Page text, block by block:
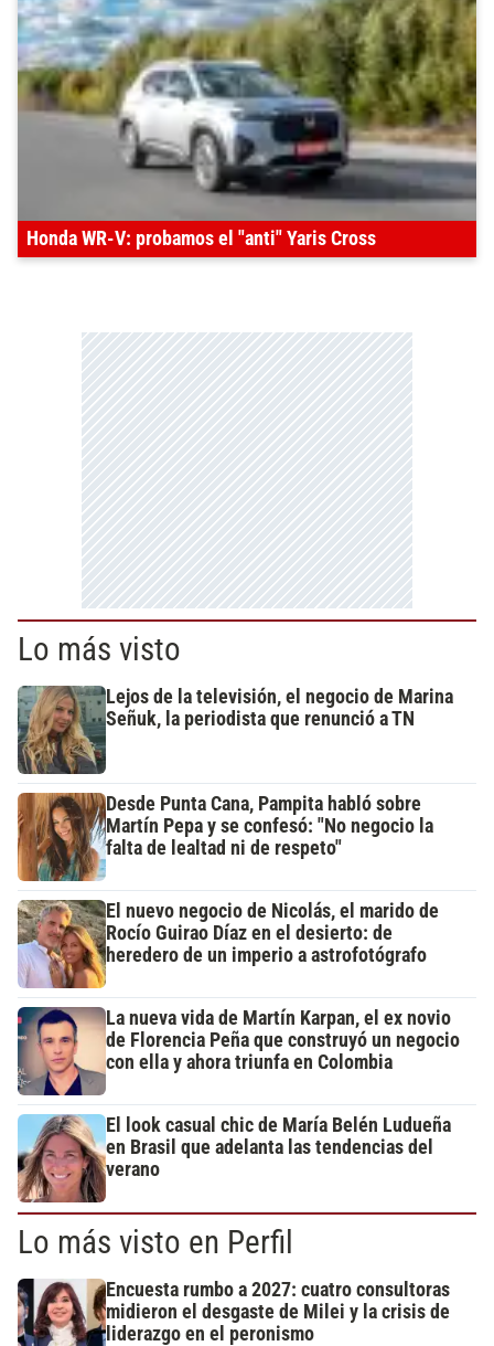
Honda WR-V: probamos el "anti" Yaris Cross
Lo más visto
Lejos de la televisión, el negocio de Marina
Señuk, la periodista que renunció a TN
Desde Punta Cana, Pampita habló sobre
Martín Pepa y se confesó: "No negocio la
falta de lealtad ni de respeto"
El nuevo negocio de Nicolás, el marido de
Rocío Guirao Díaz en el desierto: de
heredero de un imperio a astrofotógrafo
La nueva vida de Martín Karpan, el ex novio
de Florencia Peña que construyó un negocio
con ella y ahora triunfa en Colombia
El look casual chic de María Belén Ludueña
en Brasil que adelanta las tendencias del
verano
Lo más visto en Perfil
Encuesta rumbo a 2027: cuatro consultoras
midieron el desgaste de Milei y la crisis de
liderazgo en el peronismo